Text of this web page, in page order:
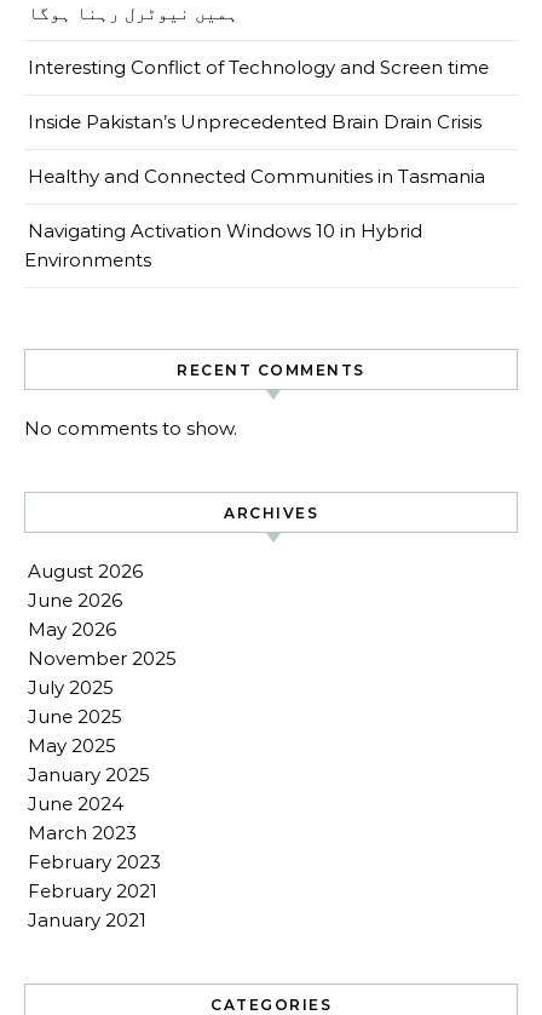
ہمیں نیوٹرل رہنا ہوگا
Interesting Conflict of Technology and Screen time
Inside Pakistan’s Unprecedented Brain Drain Crisis
Healthy and Connected Communities in Tasmania
Navigating Activation Windows 10 in Hybrid
Environments
RECENT COMMENTS
No comments to show.
ARCHIVES
August 2026
June 2026
May 2026
November 2025
July 2025
June 2025
May 2025
January 2025
June 2024
March 2023
February 2023
February 2021
January 2021
CATEGORIES